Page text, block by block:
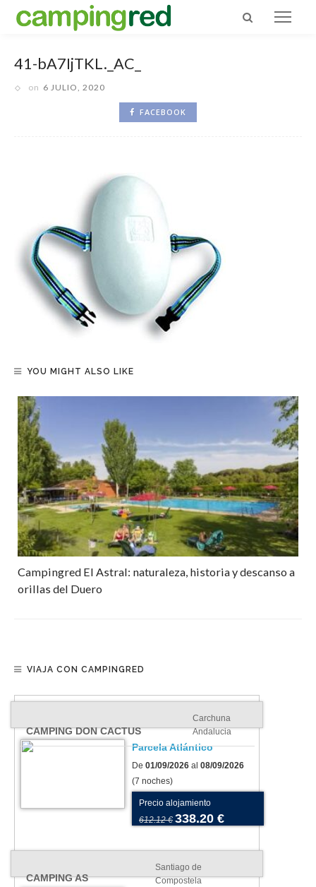
41-bA7IjTKL._AC_
on 6 JULIO, 2020
FACEBOOK
YOU MIGHT ALSO LIKE
Campingred El Astral: naturaleza, historia y descanso a
orillas del Duero
VIAJA CON CAMPINGRED
CAMPING DON CACTUS
Carchuna
Andalucia
Parcela Atlántico
De 01/09/2026 al 08/09/2026
(7 noches)
Precio alojamiento
612.12 € 338.20 €
CAMPING AS
Santiago de
Compostela